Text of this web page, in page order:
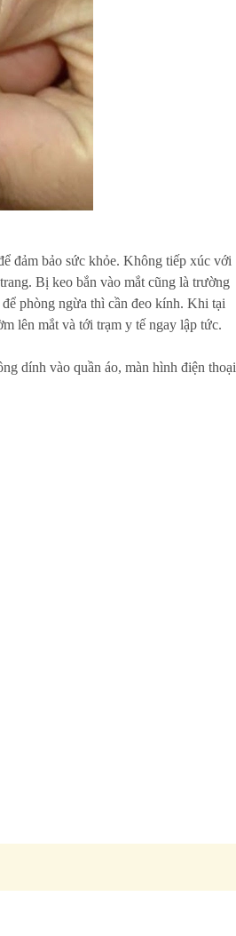
đảm bảo sức khỏe. Không tiếp xúc với
Bị keo bắn vào mắt cũng là trường
phòng ngừa thì cần đeo kính. Khi tại
lên mắt và tới trạm y tế ngay lập tức.
dính vào quần áo, màn hình điện thoại